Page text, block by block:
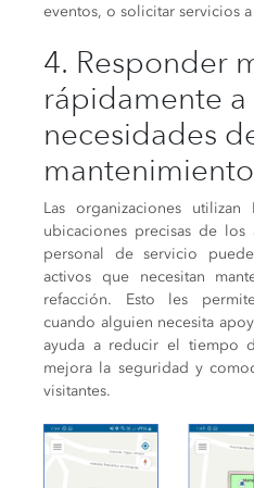
eventos, o solicitar servicios
4. Responder
rápidamente a
necesidades
mantenimiento
Las organizaciones
ubicaciones precisas de
personal de servicio
activos que necesitan
refacción. Esto les
cuando alguien necesita
ayuda a reducir el tiempo
mejora la seguridad y
visitantes.